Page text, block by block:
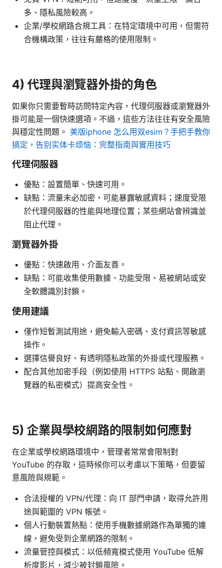
多、隱私風險較高。
企業/學校網路合規工具：在特定環境中可用，但需符
合機構政策，往往有嚴格的使用限制。
4) 代理與瀏覽器外掛的角色
如果你只需要暫時訪問特定內容，代理伺服器或瀏覽器外
掛可能是一個快速選項。不過，這些方法往往有安全風險
與穩定性問題。 美版iphone 怎么用双esim？手把手教你
搞定，告别实体卡烦恼：完整指南與實用技巧
代理伺服器
優點：設置簡單、快速可用。
缺點：流量未必加密，可能暴露敏感資料；速度受限
於代理伺服器的性能與地理位置；某些網站會辨識並
阻止代理。
瀏覽器外掛
優點：快速啟用、介面友善。
缺點：可能收集使用數據、功能受限、易被網站或安
全軟體識別封鎖。
使用建議
僅作短暫測試用途，避免輸入密碼、支付資訊等敏感
操作。
選擇信譽良好、有透明隱私政策的外掛或代理服務。
配合其他加密手段（例如使用 HTTPS 站點、開啟瀏
覽器的私密模式）提高安全性。
5) 企業與學校網路的限制如何應對
在企業或學校網路環境中，管理者常常會限制對
YouTube 的存取，這時候你可以考慮以下策略，但要留
意風險與規範。
合法授權的 VPN/代理：向 IT 部門申請，取得允許用
途與範圍的 VPN 帳號。
個人行動裝置熱點：使用手機數據網路作為單獨的連
線，避免受到企業網路的限制。
流量管控與模式：以低頻寬模式使用 YouTube 低解
析度影片，減少被封鎖風險。